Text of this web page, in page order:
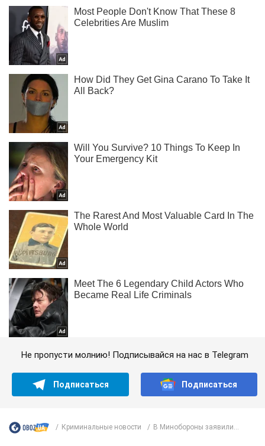
Не пропусти молнию! Подписывайся на нас в Telegram
Подписаться Подписаться
Криминальные новости В Минобороны заявили...